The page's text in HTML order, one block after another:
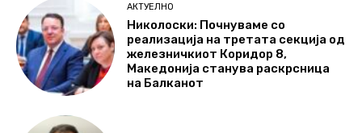
АКТУЕЛНО
Николоски: Почнуваме со
реализација на третата секција од
железничкиот Коридор 8,
Македонија станува раскрсница
на Балканот